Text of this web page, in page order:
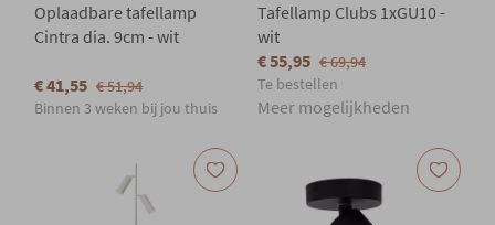
Oplaadbare tafellamp
Cintra dia. 9cm - wit
€ 41,55 € 51,94
Binnen 3 weken bij jou thuis
Tafellamp Clubs 1xGU10 -
wit
€ 55,95 € 69,94
Te bestellen
Meer mogelijkheden